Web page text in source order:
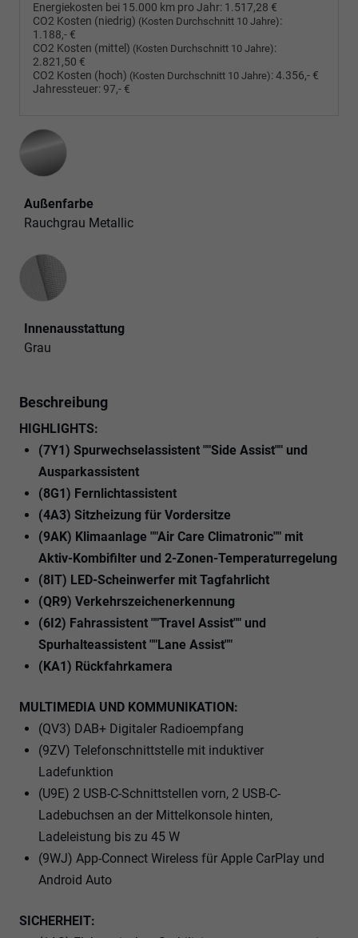
Energiekosten bei 15.000 km pro Jahr: 1.517,28 €
CO2 Kosten (niedrig) (Kosten Durchschnitt 10 Jahre):
1.188,- €
CO2 Kosten (mittel) (Kosten Durchschnitt 10 Jahre):
2.821,50 €
CO2 Kosten (hoch) (Kosten Durchschnitt 10 Jahre):4.356,- €
Jahressteuer: 97,- €
Außenfarbe
Rauchgrau Metallic
Innenausstattung
Innenausstattung
Grau
Beschreibung
HIGHLIGHTS:
(7Y1) Spurwechselassistent ""Side Assist"" und
Ausparkassistent
(8G1) Fernlichtassistent
(4A3) Sitzheizung für Vordersitze
(9AK) Klimaanlage ""Air Care Climatronic"" mit
Aktiv-Kombifilter und 2-Zonen-Temperaturregelung
(8IT) LED-Scheinwerfer mit Tagfahrlicht
(QR9) Verkehrszeichenerkennung
(6I2) Fahrassistent ""Travel Assist"" und
Spurhalteassistent ""Lane Assist""
(KA1) Rückfahrkamera
MULTIMEDIA UND KOMMUNIKATION:
(QV3) DAB+ Digitaler Radioempfang
(9ZV) Telefonschnittstelle mit induktiver
Ladefunktion
(U9E) 2 USB-C-Schnittstellen vorn, 2 USB-C-
Ladebuchsen an der Mittelkonsole hinten,
Ladeleistung bis zu 45 W
(9WJ) App-Connect Wireless für Apple CarPlay und
Android Auto
SICHERHEIT: